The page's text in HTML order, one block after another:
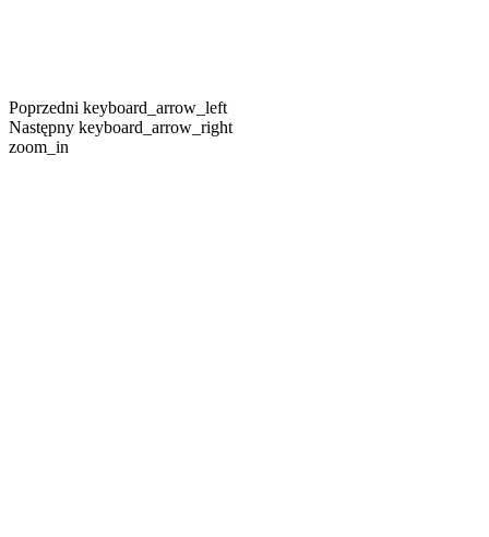
Poprzedni keyboard_arrow_left
Następny keyboard_arrow_right
zoom_in